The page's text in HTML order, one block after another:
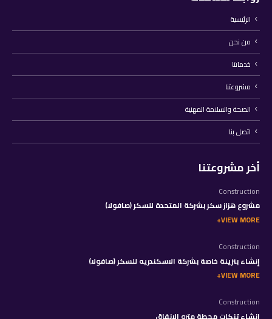
الرئيسية
من نحن
خدماتنا
مشروعتنا
الصحة والسلامة المهنية
اتصل بنا
أخر مشروعتنا
Construction
مشروع هزاز سكر بشركة المتحدة للسكر (صافولا)
VIEW MORE
Construction
إنشاء بنزينة خاصة بشركة الاسكندريه للسكر (صافولا)
VIEW MORE
Construction